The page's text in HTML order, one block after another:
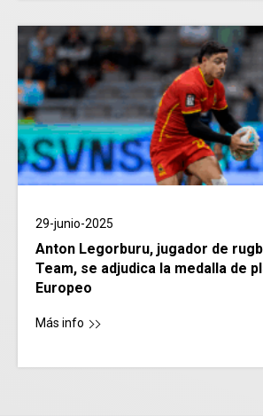
29-junio-2025
Anton Legorburu, jugador de
Team, se adjudica la medalla de
Europeo
Más info